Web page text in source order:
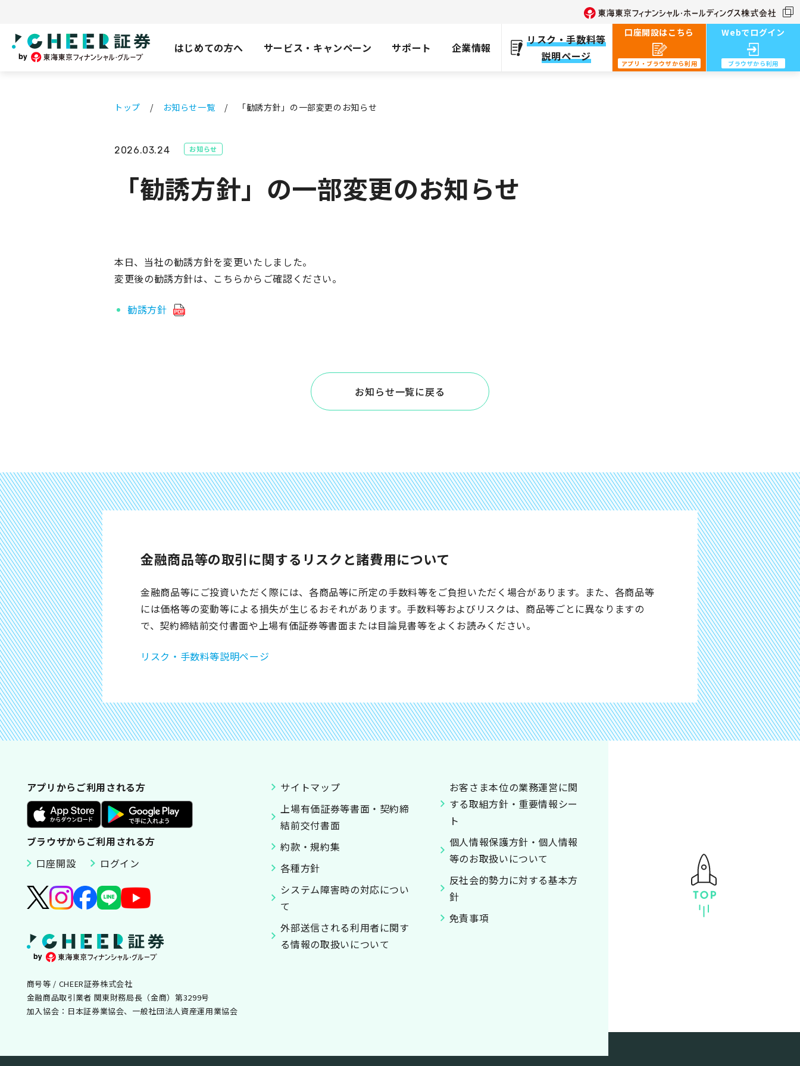
はじめての方へ サービス・キャンペーン サポート 企業情報
リスク・手数料等
説明ページ
口座開設はこちら
アプリ・ブラウザから利用︎
Webでログイン
ブラウザから利用︎
トップ お知らせ一覧 「勧誘方針」の一部変更のお知らせ
2026.03.24 お知らせ
「勧誘方針」の一部変更のお知らせ
本日、当社の勧誘方針を変更いたしました。
変更後の勧誘方針は、こちらからご確認ください。
勧誘方針
お知らせ一覧に戻る
金融商品等の取引に関するリスクと諸費用について
金融商品等にご投資いただく際には、各商品等に所定の手数料等をご負担いただく場合があります。また、各商品等
には価格等の変動等による損失が生じるおそれがあります。手数料等およびリスクは、商品等ごとに異なりますの
で、契約締結前交付書面や上場有価証券等書面または目論見書等をよくお読みください。
リスク・手数料等説明ページ
サイトマップ
上場有価証券等書面・契約締
結前交付書面
約款・規約集
各種方針
システム障害時の対応につい
て
外部送信される利用者に関す
る情報の取扱いについて
お客さま本位の業務運営に関
する取組方針・重要情報シー
ト
個人情報保護方針・個人情報
等のお取扱いについて
反社会的勢力に対する基本方
針
免責事項
アプリからご利用される方
ブラウザからご利用される方
口座開設
ログイン
商号等 / CHEER証券株式会社
金融商品取引業者 関東財務局長（金商）第3299号
加入協会：日本証券業協会、一般社団法人資産運用業協会